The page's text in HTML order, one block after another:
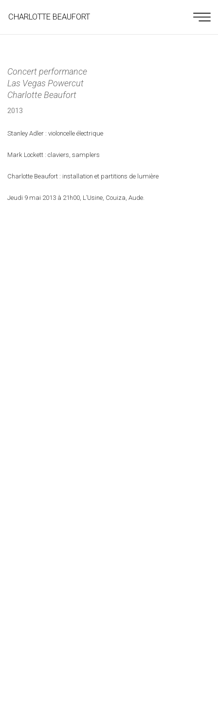
CHARLOTTE BEAUFORT
Concert performance
Las Vegas Powercut
Charlotte Beaufort
2013
Stanley Adler : violoncelle électrique
Mark Lockett : claviers, samplers
Charlotte Beaufort : installation et partitions de lumière
Jeudi 9 mai 2013 à 21h00, L’Usine, Couiza, Aude.